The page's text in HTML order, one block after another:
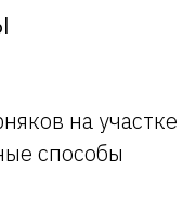
на участке
способы